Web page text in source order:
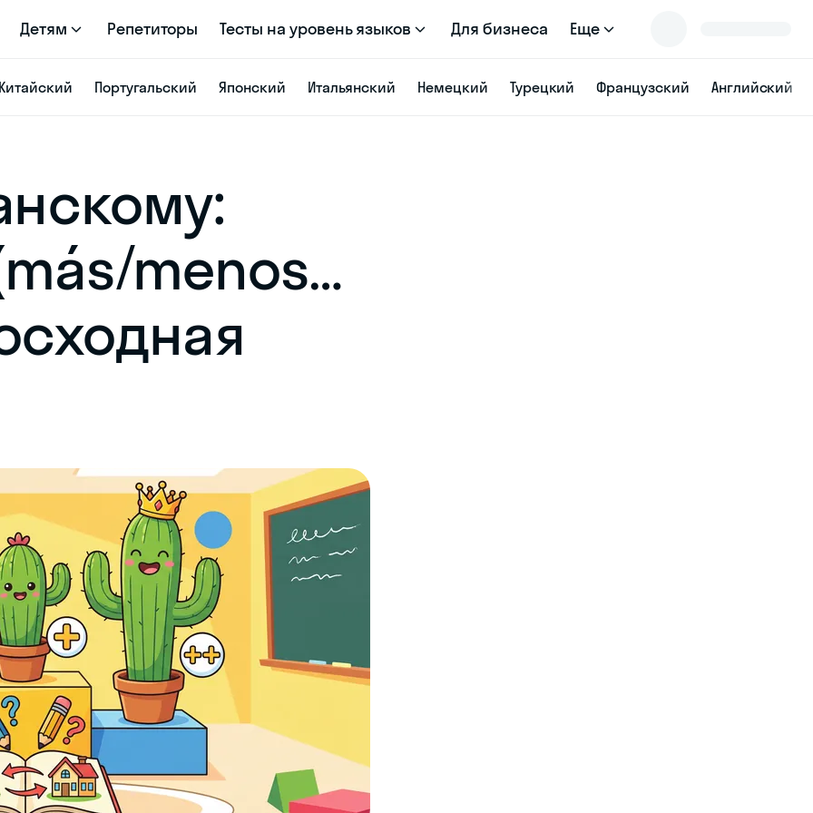
Детям Репетиторы Тесты на уровень языков Для бизнеса Еще
Португальский Японский Итальянский Немецкий Турецкий Французский Английский
menos…